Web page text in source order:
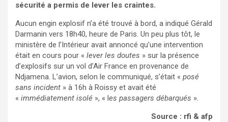
sécurité a permis de lever les craintes.
Aucun engin explosif n’a été trouvé à bord, a indiqué Gérald
Darmanin vers 18h40, heure de Paris. Un peu plus tôt, le
ministère de l’Intérieur avait annoncé qu’une intervention
était en cours pour « lever les doutes » sur la présence
d’explosifs sur un vol d’Air France en provenance de
Ndjamena. L’avion, selon le communiqué, s’était « posé
sans incident » à 16h à Roissy et avait été
« immédiatement isolé », « les passagers débarqués ».
Source : rfi & afp